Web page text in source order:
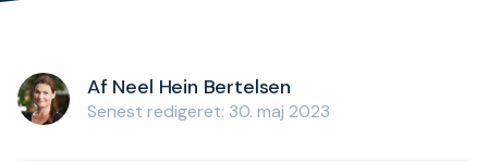
Af Neel Hein Bertelsen
Senest redigeret: 30. maj 2023